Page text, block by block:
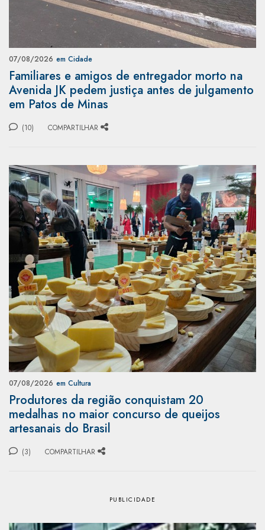
07/08/2026 em Cidade
Familiares e amigos de entregador morto na
Avenida JK pedem justiça antes de julgamento
em Patos de Minas
(10) COMPARTILHAR
07/08/2026 em Cultura
Produtores da região conquistam 20
medalhas no maior concurso de queijos
artesanais do Brasil
(3) COMPARTILHAR